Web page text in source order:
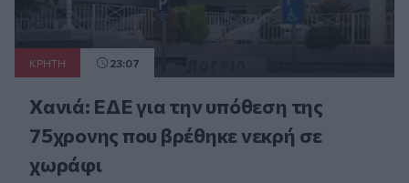
ΚΡΗΤΗ 23:07
Χανιά: ΕΔΕ για την υπόθεση της
75χρονης που βρέθηκε νεκρή σε
χωράφι